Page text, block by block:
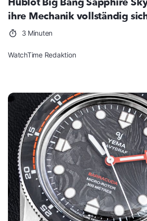
ihre Mechanik vollständig
3 Minuten
WatchTime Redaktion